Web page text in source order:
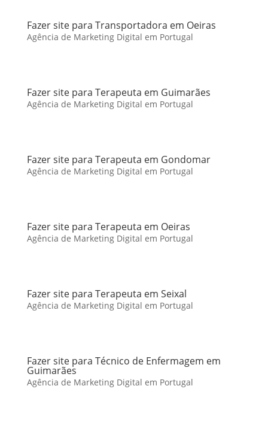
Fazer site para Transportadora em Oeiras
Agência de Marketing Digital em Portugal
Fazer site para Terapeuta em Guimarães
Agência de Marketing Digital em Portugal
Fazer site para Terapeuta em Gondomar
Agência de Marketing Digital em Portugal
Fazer site para Terapeuta em Oeiras
Agência de Marketing Digital em Portugal
Fazer site para Terapeuta em Seixal
Agência de Marketing Digital em Portugal
Fazer site para Técnico de Enfermagem em
Guimarães
Agência de Marketing Digital em Portugal